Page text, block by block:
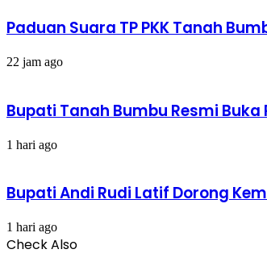
Paduan Suara TP PKK Tanah
22 jam ago
Bupati Tanah Bumbu Resmi
1 hari ago
Bupati Andi Rudi Latif Dorong
1 hari ago
Check Also